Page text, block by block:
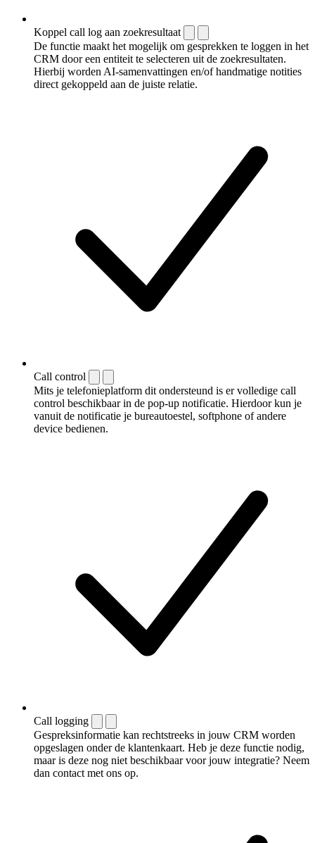
Koppel call log aan zoekresultaat
De functie maakt het mogelijk om gesprekken te loggen in het
CRM door een entiteit te selecteren uit de zoekresultaten.
Hierbij worden AI-samenvattingen en/of handmatige notities
direct gekoppeld aan de juiste relatie.
Call control
Mits je telefonieplatform dit ondersteund is er volledige call
control beschikbaar in de pop-up notificatie. Hierdoor kun je
vanuit de notificatie je bureautoestel, softphone of andere
device bedienen.
Call logging
Gespreksinformatie kan rechtstreeks in jouw CRM worden
opgeslagen onder de klantenkaart. Heb je deze functie nodig,
maar is deze nog niet beschikbaar voor jouw integratie? Neem
dan contact met ons op.